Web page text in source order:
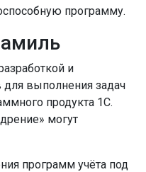
программу.
и
выполнения задач
продукта 1С.
могут
программ учёта под